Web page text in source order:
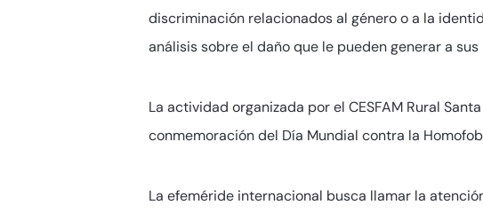
discriminación relacionados al género o a la
análisis sobre el daño que le pueden generar a
La actividad organizada por el CESFAM Rural
conmemoración del Día Mundial contra la
La efeméride internacional ​busca llamar la